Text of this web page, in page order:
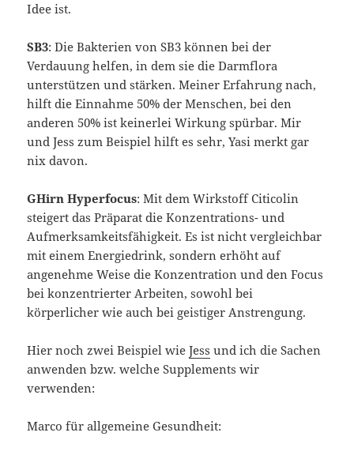
Idee ist.
SB3: Die Bakterien von SB3 können bei der
Verdauung helfen, in dem sie die Darmflora
unterstützen und stärken. Meiner Erfahrung nach,
hilft die Einnahme 50% der Menschen, bei den
anderen 50% ist keinerlei Wirkung spürbar. Mir
und Jess zum Beispiel hilft es sehr, Yasi merkt gar
nix davon.
GHirn Hyperfocus: Mit dem Wirkstoff Citicolin
steigert das Präparat die Konzentrations- und
Aufmerksamkeitsfähigkeit. Es ist nicht vergleichbar
mit einem Energiedrink, sondern erhöht auf
angenehme Weise die Konzentration und den Focus
bei konzentrierter Arbeiten, sowohl bei
körperlicher wie auch bei geistiger Anstrengung.
Hier noch zwei Beispiel wieJess und ich die Sachen
anwenden bzw. welche Supplements wir
verwenden:
Marco für allgemeine Gesundheit: